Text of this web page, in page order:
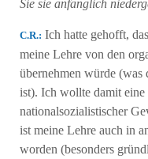
Sie sie anfänglich
C.R.: Ich hatte gehofft,
meine Lehre von den
übernehmen würde (was
ist). Ich wollte damit eine
nationalsozialistischer
ist meine Lehre auch in
worden (besonders